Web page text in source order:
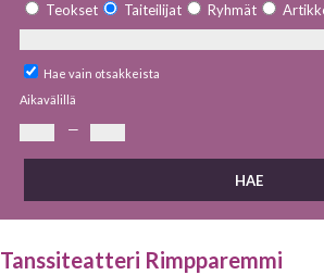
Teokset Taiteilijat Ryhmät
Hae vain otsakkeista
Aikavälillä
—
Tanssiteatteri Rimpparemmi